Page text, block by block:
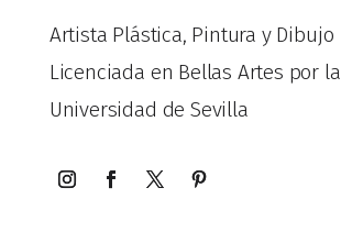
Artista Plástica, Pintura y Dibujo
Licenciada en Bellas Artes por la
Universidad de Sevilla